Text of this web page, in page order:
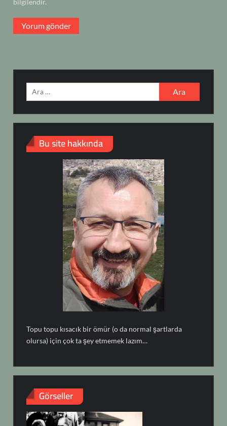
Arama:
Bu site hakkında
Topu topu kısacık bir ömür (o da normal şartlarda
olursa) için çok ta şey etmemek lazım…
Görseller